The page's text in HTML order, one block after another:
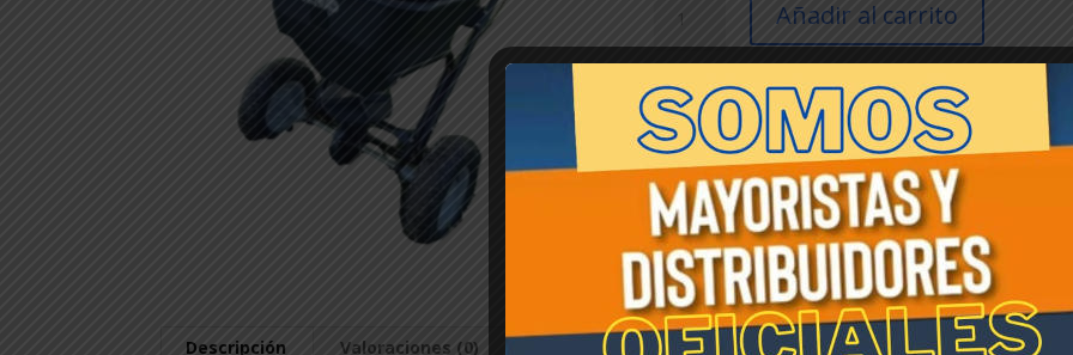
28
*21
001
IC04
075756*
cantidad
Añadir al carrito
SKU:004864 Categoría:
Accesorios Para Huerta Y
En U$S Etiqueta:Picasso
Descripción Valoraciones (0)